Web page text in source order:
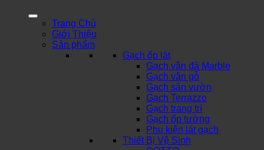
Trang Chủ
Giới Thiệu
Sản phẩm
Gạch ốp lát
Gạch vân đá Marble
Gạch vân gỗ
Gạch sân vườn
Gạch Terrazzo
Gạch trang trí
Gạch ốp tường
Phụ kiện lát gạch
Thiết Bị Vệ Sinh